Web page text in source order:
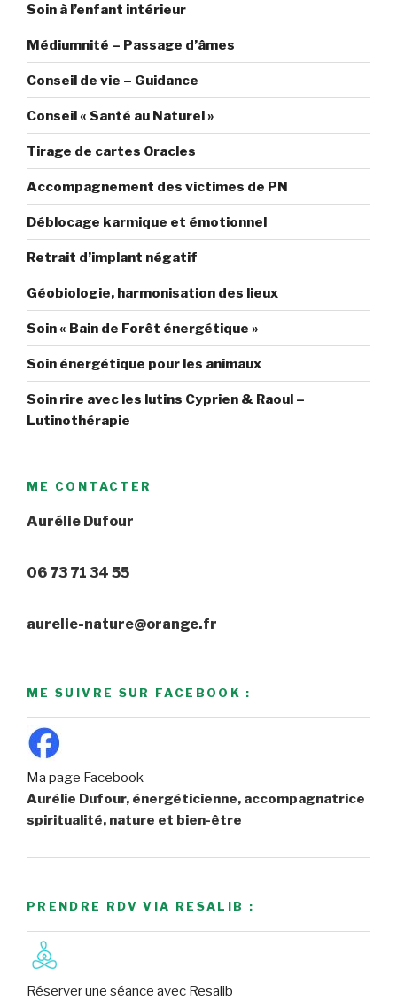
Soin à l’enfant intérieur
Médiumnité – Passage d’âmes
Conseil de vie – Guidance
Conseil « Santé au Naturel »
Tirage de cartes Oracles
Accompagnement des victimes de PN
Déblocage karmique et émotionnel
Retrait d’implant négatif
Géobiologie, harmonisation des lieux
Soin « Bain de Forêt énergétique »
Soin énergétique pour les animaux
Soin rire avec les lutins Cyprien & Raoul –
Lutinothérapie
ME CONTACTER
Aurélie Dufour
06 73 71 34 55
aurelie-nature@orange.fr
ME SUIVRE SUR FACEBOOK :
Ma page Facebook
Aurélie Dufour, énergéticienne, accompagnatrice
spiritualité, nature et bien-être
PRENDRE RDV VIA RESALIB :
Réserver une séance avec Resalib